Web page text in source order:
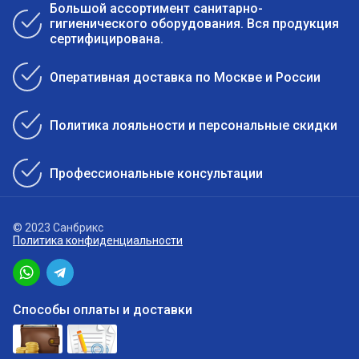
Большой ассортимент санитарно-
гигиенического оборудования. Вся продукция
сертифицирована.
Оперативная доставка по Москве и России
Политика лояльности и персональные скидки
Профессиональные консультации
© 2023 Санбрикс
Политика конфиденциальности
Способы оплаты и доставки